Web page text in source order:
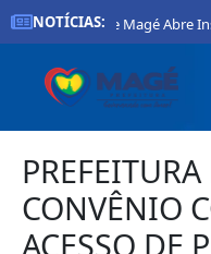
NOTÍCIAS:
Prefeitura De Magé Abre
CONVÊNIO
ACESSO DE